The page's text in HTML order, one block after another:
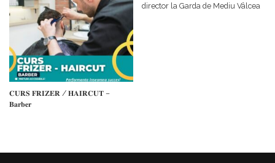
𝐂𝐔𝐑𝐒 𝐅𝐑𝐈𝐙𝐄𝐑 / 𝐇𝐀𝐈𝐑𝐂𝐔𝐓 –
𝐁𝐚𝐫𝐛𝐞𝐫
director la Garda de Mediu Vâlcea